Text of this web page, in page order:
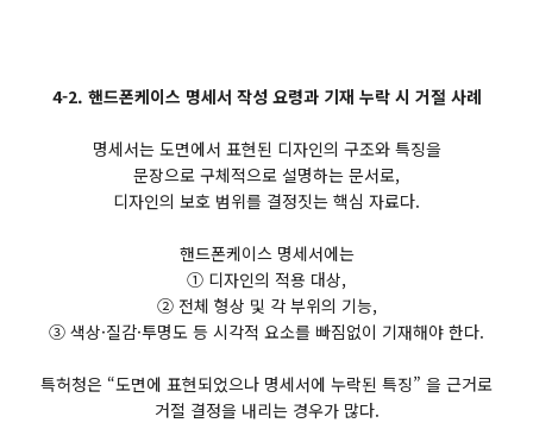
4-2. 핸드폰케이스 명세서 작성 요령과 기재 누락 시 거절 사례
명세서는 도면에서 표현된 디자인의 구조와 특징을
문장으로 구체적으로 설명하는 문서로,
디자인의 보호 범위를 결정짓는 핵심 자료다.
핸드폰케이스 명세서에는
① 디자인의 적용 대상,
② 전체 형상 및 각 부위의 기능,
③ 색상·질감·투명도 등 시각적 요소를 빠짐없이 기재해야 한다.
특허청은 “도면에 표현되었으나 명세서에 누락된 특징” 을 근거로
거절 결정을 내리는 경우가 많다.